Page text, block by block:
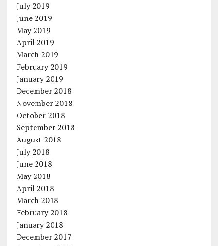
July 2019
June 2019
May 2019
April 2019
March 2019
February 2019
January 2019
December 2018
November 2018
October 2018
September 2018
August 2018
July 2018
June 2018
May 2018
April 2018
March 2018
February 2018
January 2018
December 2017